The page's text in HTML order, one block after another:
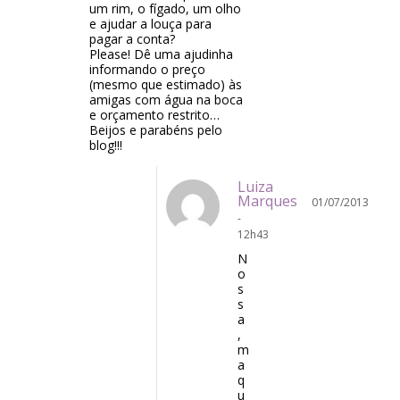
um rim, o fígado, um olho
e ajudar a louça para
pagar a conta?
Please! Dê uma ajudinha
informando o preço
(mesmo que estimado) às
amigas com água na boca
e orçamento restrito…
Beijos e parabéns pelo
blog!!!
Luiza
Marques
01/07/2013
-
12h43
N
o
s
s
a
,
m
a
q
u